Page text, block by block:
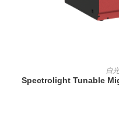
白
Spectrolight Tunable